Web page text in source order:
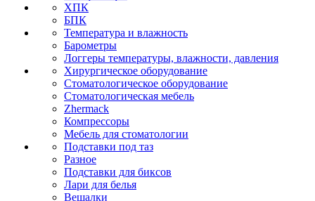
ХПК
БПК
Температура и влажность
Барометры
Логгеры температуры, влажности, давления
Хирургическое оборудование
Стоматологическое оборудование
Стоматологическая мебель
Zhermack
Компрессоры
Мебель для стоматологии
Подставки под таз
Разное
Подставки для биксов
Лари для белья
Вешалки